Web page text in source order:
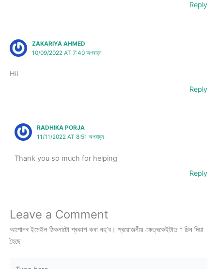
Reply
ZAKARIYA AHMED
10/09/2022 AT 7:40 অপৰাহ্ন
Hii
Reply
RADHIKA PORJA
11/11/2022 AT 8:51 অপৰাহ্ন
Thank you so much for helping
Reply
Leave a Comment
আপোনৰ ইমেইল ঠিকনাটো প্ৰকাশ কৰা নহ’ব। প্ৰয়োজনীয় ক্ষেত্ৰকেইটাত * চিন দিয়া
হৈছে